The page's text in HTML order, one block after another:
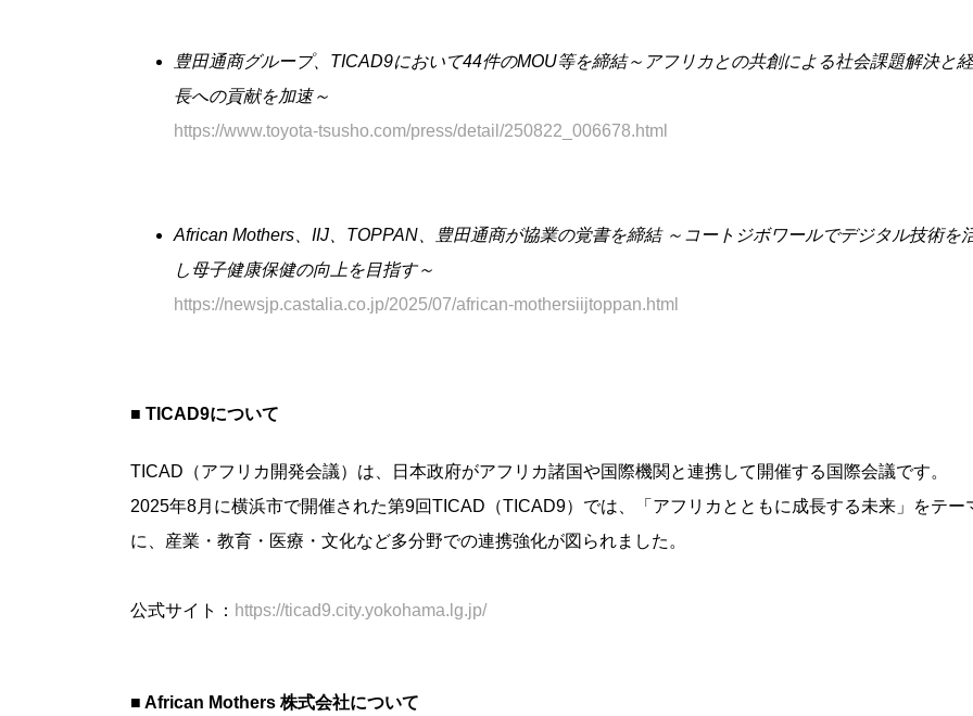
豊田通商グループ、TICAD9において44件のMOU等を締結～アフリカとの共創による社会課題解決と
長への貢献を加速～
https://www.toyota-tsusho.com/press/detail/250822_006678.html
African Mothers、IIJ、TOPPAN、豊田通商が協業の覚書を締結 ～コートジボワールでデジタル技術を
し母子健康保健の向上を目指す～
https://newsjp.castalia.co.jp/2025/07/african-mothersiijtoppan.html
■ TICAD9について
TICAD（アフリカ開発会議）は、日本政府がアフリカ諸国や国際機関と連携して開催する国際会議です。
2025年8月に横浜市で開催された第9回TICAD（TICAD9）では、「アフリカとともに成長する未来」をテー
に、産業・教育・医療・文化など多分野での連携強化が図られました。
公式サイト： https://ticad9.city.yokohama.lg.jp/
■ African Mothers 株式会社について